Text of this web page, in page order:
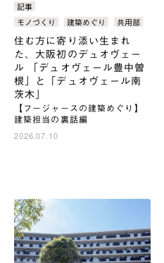
カ
テ
ゴ
リ：
記事
タ
モノづくり 建築めぐり 共用部
住む方に寄り添い生まれ
た、大阪初のデュオヴェー
ル 「デュオヴェール豊中曽
根」と「デュオヴェール南
茨木」
【フージャースの建築めぐり】
建築担当の裏話編
2026.07.10